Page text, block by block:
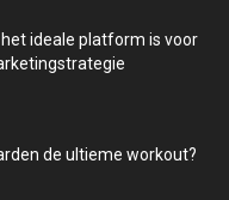
ideale platform is voor
de ultieme workout?